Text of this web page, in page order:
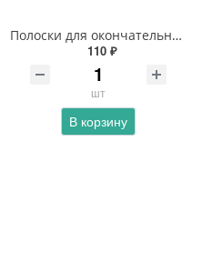
Полоски для окончательной обработки 1.054
110 ₽
шт
В корзину